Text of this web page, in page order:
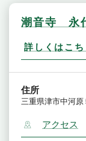
潮音寺 永
詳しくはこち
住所
三重県津市中河原
アクセス